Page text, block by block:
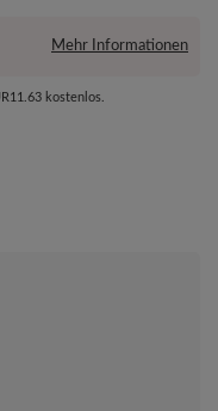
Mehr Informationen
kostenlos.